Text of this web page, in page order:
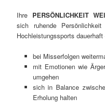
Ihre PERSÖNLICHKEIT
sich ruhende
Hochleistungssports
bei Misserfolgen
mit Emotionen wie
umgehen
sich in Balance
Erholung halten